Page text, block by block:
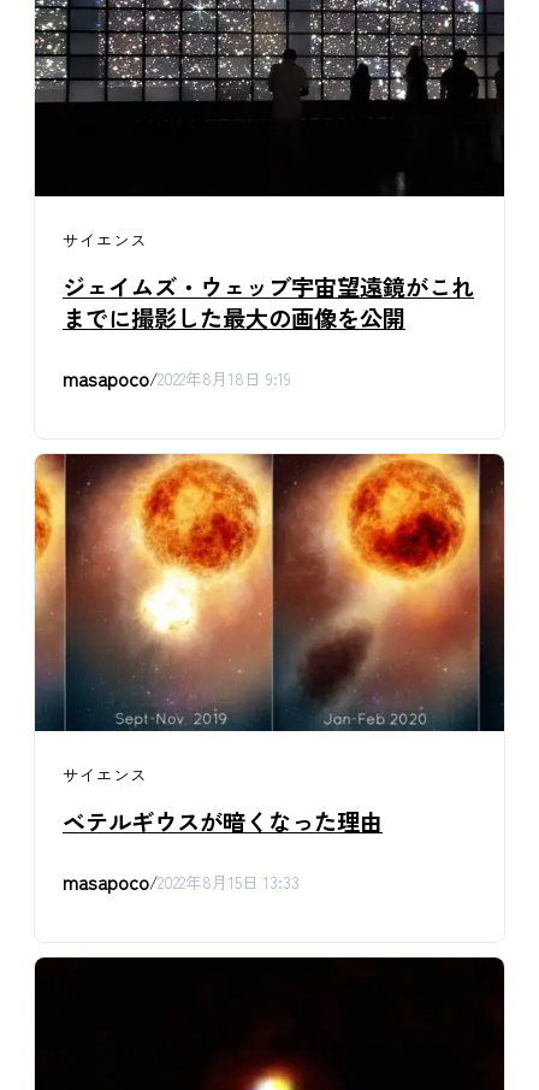
サイエンス
ジェイムズ・ウェッブ宇宙望遠鏡がこれ
までに撮影した最大の画像を公開
masapoco/2022年8月18日 9:19
サイエンス
ベテルギウスが暗くなった理由
masapoco/2022年8月15日 13:33